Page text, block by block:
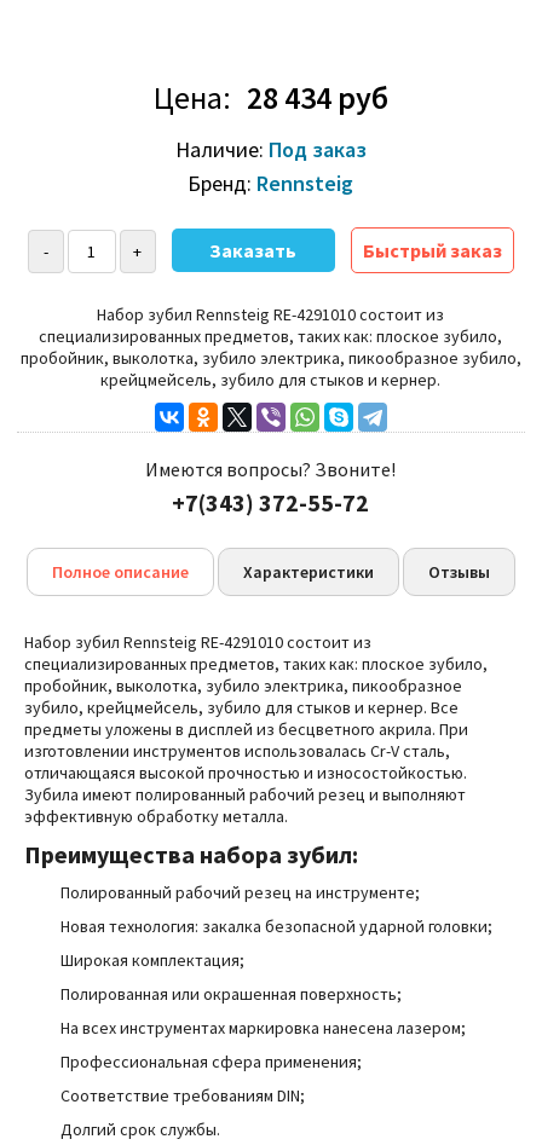
Цена: 28 434 руб
Наличие: Под заказ
Бренд: Rennsteig
Быстрый заказ
Набор зубил Rennsteig RE-4291010состоит из
специализированных предметов, таких как: плоское зубило,
пробойник, выколотка, зубило электрика, пикообразное зубило,
крейцмейсель, зубило для стыков и кернер.
Имеются вопросы? Звоните!
+7(343) 372-55-72
Полное описание Характеристики Отзывы
Набор зубил Rennsteig RE-4291010 состоит из
специализированных предметов, таких как: плоское зубило,
пробойник, выколотка, зубило электрика, пикообразное
зубило, крейцмейсель, зубило для стыков и кернер. Все
предметы уложены в дисплей из бесцветного акрила. При
изготовлении инструментов использовалась Cr-V сталь,
отличающаяся высокой прочностью и износостойкостью.
Зубила имеют полированный рабочий резец и выполняют
эффективную обработку металла.
Преимущества набора зубил:
Полированный рабочий резец на инструменте;
Новая технология: закалка безопасной ударной головки;
Широкая комплектация;
Полированная или окрашенная поверхность;
На всех инструментах маркировка нанесена лазером;
Профессиональная сфера применения;
Соответствие требованиям DIN;
Долгий срок службы.